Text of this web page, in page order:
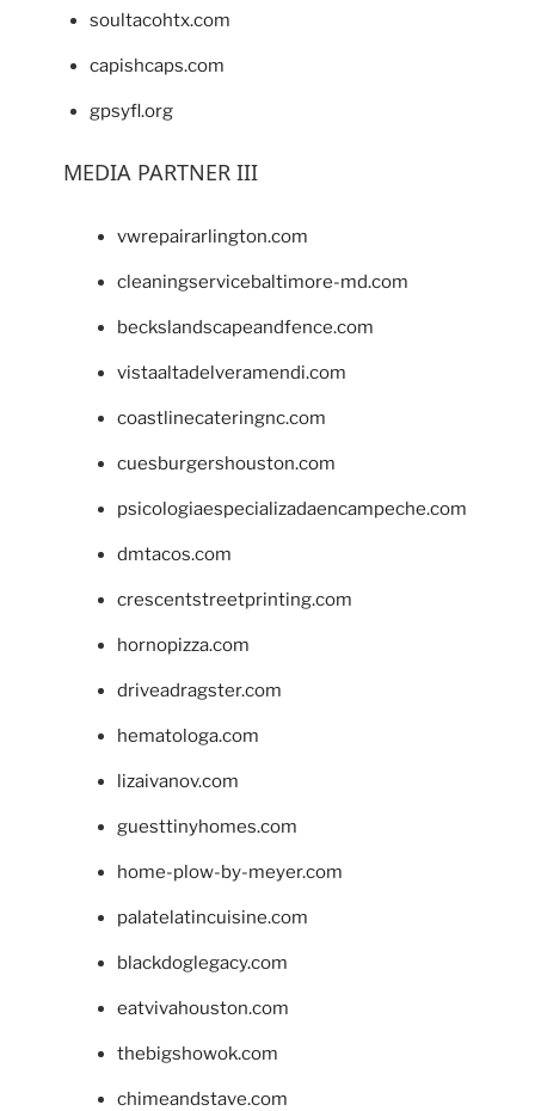
soultacohtx.com
capishcaps.com
gpsyfl.org
MEDIA PARTNER III
vwrepairarlington.com
cleaningservicebaltimore-md.com
beckslandscapeandfence.com
vistaaltadelveramendi.com
coastlinecateringnc.com
cuesburgershouston.com
psicologiaespecializadaencampeche.com
dmtacos.com
crescentstreetprinting.com
hornopizza.com
driveadragster.com
hematologa.com
lizaivanov.com
guesttinyhomes.com
home-plow-by-meyer.com
palatelatincuisine.com
blackdoglegacy.com
eatvivahouston.com
thebigshowok.com
chimeandstave.com